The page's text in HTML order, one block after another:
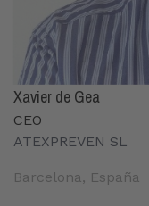
Xavier de Gea
CEO
ATEXPREVEN SL
Barcelona, España